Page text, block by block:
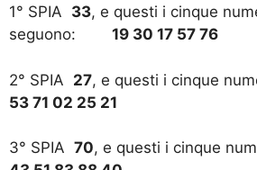
1° SPIA 33, e questi i cinque
seguono: 19 30 17 57 76
2° SPIA 27, e questi i cinque
53 71 02 25 21
3° SPIA 70, e questi i cinque